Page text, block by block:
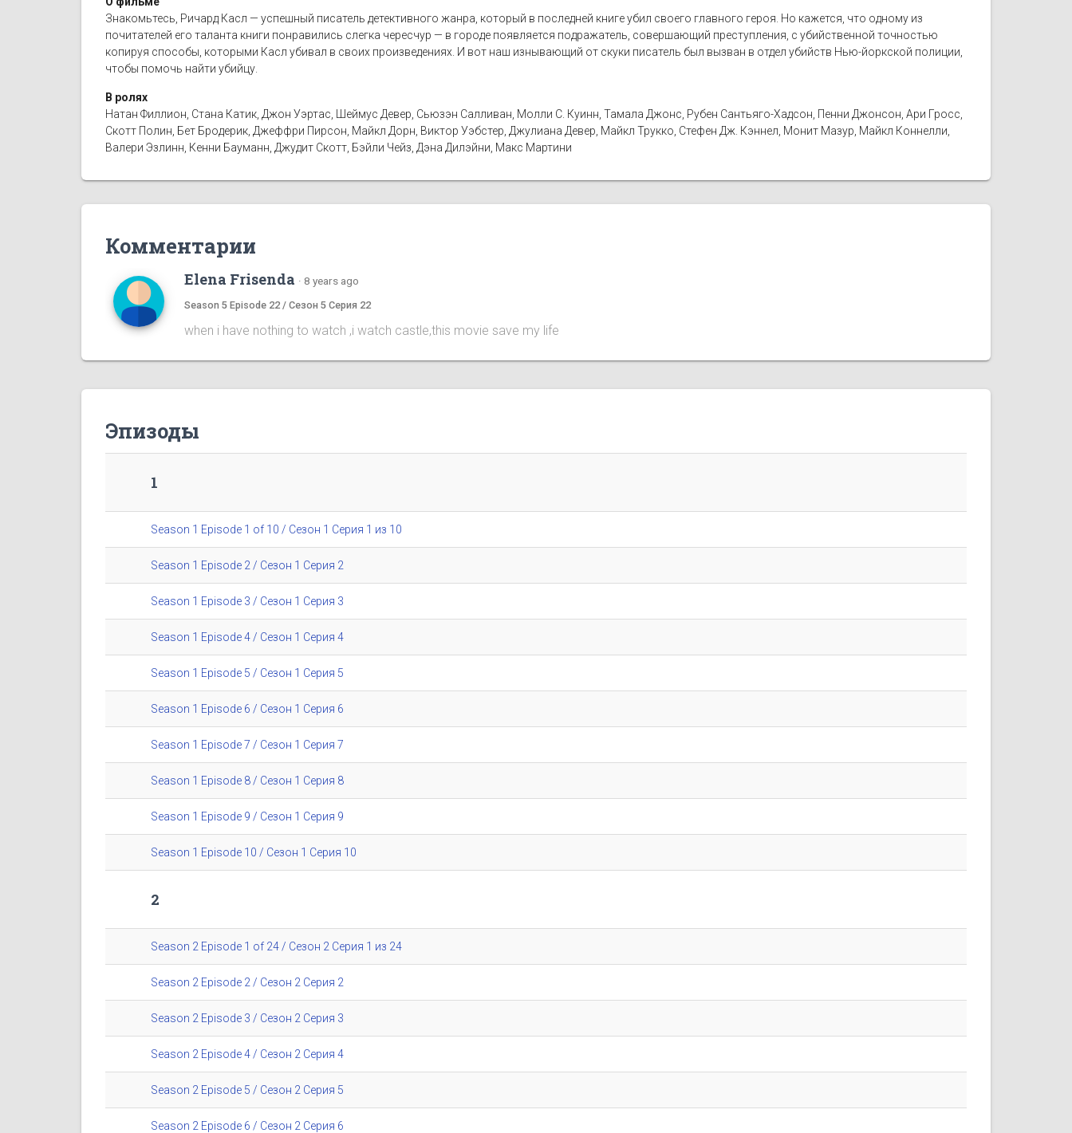
Знакомьтесь, Ричард Касл — успешный писатель детективного жанра, который в последней книге убил своего главного героя. Но кажется, что одному из
почитателей его таланта книги понравились слегка чересчур — в городе появляется подражатель, совершающий преступления, с убийственной точностью
копируя способы, которыми Касл убивал в своих произведениях. И вот наш изнывающий от скуки писатель был вызван в отдел убийств Нью-йоркской полиции,
чтобы помочь найти убийцу.
В ролях
Натан Филлион, Стана Катик, Джон Уэртас, Шеймус Девер, Сьюзэн Салливан, Молли С. Куинн, Тамала Джонс, Рубен Сантьяго-Хадсон, Пенни Джонсон, Ари Гросс,
Скотт Полин, Бет Бродерик, Джеффри Пирсон, Майкл Дорн, Виктор Уэбстер, Джулиана Девер, Майкл Трукко, Стефен Дж. Кэннел, Монит Мазур, Майкл Коннелли,
Валери Эзлинн, Кенни Бауманн, Джудит Скотт, Бэйли Чейз, Дэна Дилэйни, Макс Мартини
Комментарии
Elena Frisenda · 8 years ago
Season 5 Episode 22 / Сезон 5 Серия 22
when i have nothing to watch ,i watch castle,this movie save my life
Эпизоды
1
Season 1 Episode 1 of 10 / Сезон 1 Серия 1 из 10
Season 1 Episode 2 / Сезон 1 Серия 2
Season 1 Episode 3 / Сезон 1 Серия 3
Season 1 Episode 4 / Сезон 1 Серия 4
Season 1 Episode 5 / Сезон 1 Серия 5
Season 1 Episode 6 / Сезон 1 Серия 6
Season 1 Episode 7 / Сезон 1 Серия 7
Season 1 Episode 8 / Сезон 1 Серия 8
Season 1 Episode 9 / Сезон 1 Серия 9
Season 1 Episode 10 / Сезон 1 Серия 10
2
Season 2 Episode 1 of 24 / Сезон 2 Серия 1 из 24
Season 2 Episode 2 / Сезон 2 Серия 2
Season 2 Episode 3 / Сезон 2 Серия 3
Season 2 Episode 4 / Сезон 2 Серия 4
Season 2 Episode 5 / Сезон 2 Серия 5
Season 2 Episode 6 / Сезон 2 Серия 6